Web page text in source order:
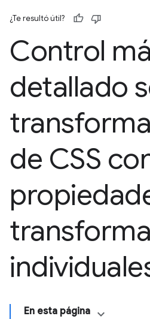
¿Te resultó útil?
Control
detallado
de CSS
En esta página